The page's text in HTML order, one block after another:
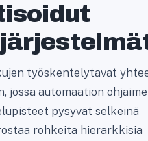
työskentelytavat
jossa automaation
pysyvät selkeinä
rohkeita hierarkkisia